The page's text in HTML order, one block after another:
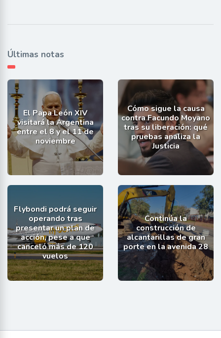
Últimas notas
El Papa León XIV
visitará la Argentina
entre el 8 y el 11 de
noviembre
Cómo sigue la causa
contra Facundo Moyano
tras su liberación: qué
pruebas analiza la
Justicia
Flybondi podrá seguir
operando tras
presentar un plan de
acción, pese a que
canceló más de 120
vuelos
Continúa la
construcción de
alcantarillas de gran
porte en la avenida 28